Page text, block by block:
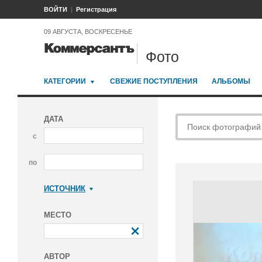
ВОЙТИ Регистрация
09 АВГУСТА, ВОСКРЕСЕНЬЕ
Фото
КАТЕГОРИИ СВЕЖИЕ ПОСТУПЛЕНИЯ АЛЬБОМЫ
ДАТА
с
по
ИСТОЧНИК
МЕСТО
АВТОР